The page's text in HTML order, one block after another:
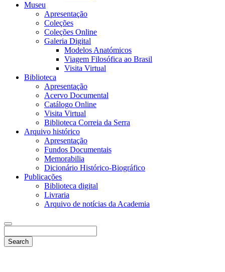
Museu
Apresentação
Coleções
Coleções Online
Galeria Digital
Modelos Anatómicos
Viagem Filosófica ao Brasil
Visita Virtual
Biblioteca
Apresentação
Acervo Documental
Catálogo Online
Visita Virtual
Biblioteca Correia da Serra
Arquivo histórico
Apresentação
Fundos Documentais
Memorabilia
Dicionário Histórico-Biográfico
Publicações
Biblioteca digital
Livraria
Arquivo de notícias da Academia